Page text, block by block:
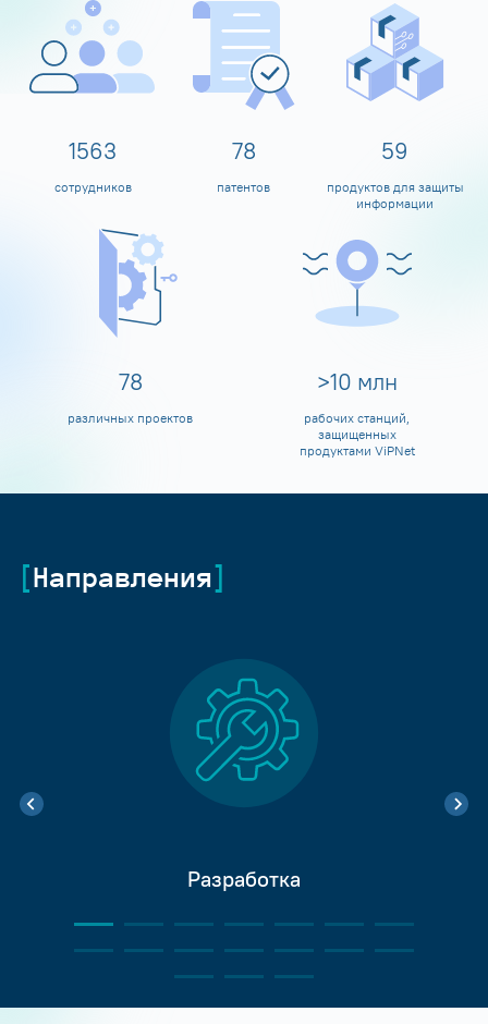
1600
сотрудников
80
патентов
60
продуктов для защиты
информации
80
различных проектов
>10 млн
рабочих станций,
защищенных
продуктами ViPNet
Направления
Разработка